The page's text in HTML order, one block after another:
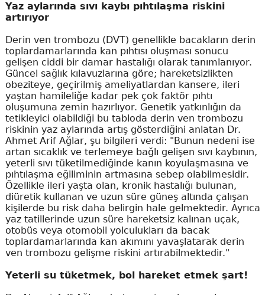
Yaz aylarında sıvı kaybı pıhtılaşma riskini
artırıyor
Derin ven trombozu (DVT) genellikle bacakların derin
toplardamarlarında kan pıhtısı oluşması sonucu
gelişen ciddi bir damar hastalığı olarak tanımlanıyor.
Güncel sağlık kılavuzlarına göre; hareketsizlikten
obeziteye, geçirilmiş ameliyatlardan kansere, ileri
yaştan hamileliğe kadar pek çok faktör pıhtı
oluşumuna zemin hazırlıyor. Genetik yatkınlığın da
tetikleyici olabildiği bu tabloda derin ven trombozu
riskinin yaz aylarında artış gösterdiğini anlatan Dr.
Ahmet Arif Ağlar, şu bilgileri verdi: "Bunun nedeni ise
artan sıcaklık ve terlemeye bağlı gelişen sıvı kaybının,
yeterli sıvı tüketilmediğinde kanın koyulaşmasına ve
pıhtılaşma eğiliminin artmasına sebep olabilmesidir.
Özellikle ileri yaşta olan, kronik hastalığı bulunan,
diüretik kullanan ve uzun süre güneş altında çalışan
kişilerde bu risk daha belirgin hale gelmektedir. Ayrıca
yaz tatillerinde uzun süre hareketsiz kalınan uçak,
otobüs veya otomobil yolculukları da bacak
toplardamarlarında kan akımını yavaşlatarak derin
ven trombozu gelişme riskini artırabilmektedir."
Yeterli su tüketmek, bol hareket etmek şart!